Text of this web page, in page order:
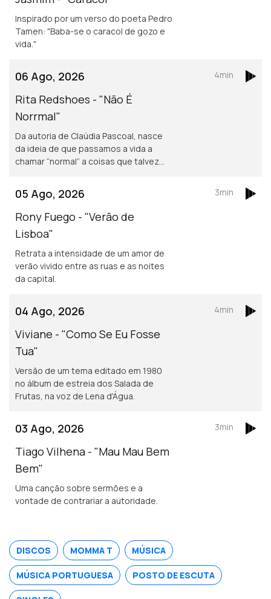
Inspirado por um verso do poeta Pedro
Tamen: "Baba-se o caracol de gozo e
vida."
06 Ago, 2026
Rita Redshoes - "Não É
Norrmal"
Da autoria de Claúdia Pascoal, nasce
da ideia de que passamos a vida a
chamar “normal” a coisas que talvez
4min
05 Ago, 2026
Rony Fuego - "Verão de
Lisboa"
Retrata a intensidade de um amor de
verão vivido entre as ruas e as noites
da capital.
3min
04 Ago, 2026
Viviane - "Como Se Eu Fosse
Tua"
Versão de um tema editado em 1980
no álbum de estreia dos Salada de
Frutas, na voz de Lena d'Água.
4min
03 Ago, 2026
Tiago Vilhena - "Mau Mau Bem
Bem"
Uma canção sobre sermões e a
vontade de contrariar a autoridade.
3min
DISCOS MOMMA T MÚSICA
MÚSICA PORTUGUESA POSTO DE ESCUTA